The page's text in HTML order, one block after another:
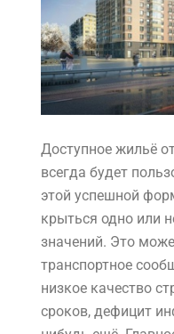
Доступное жильё
всегда будет
этой успешной
крыться одно или
значений. Это
транспортное
низкое качество
сроков, дефицит